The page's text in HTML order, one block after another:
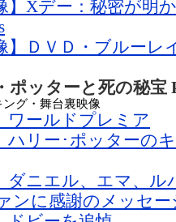
】Xデー：秘密が明
】ＤＶＤ・ブルーレ
ポッターと死の秘宝
グ・舞台裏映像
ワールドプレミア
ハリー･ポッターの
ダニエル、エマ、
ンに感謝のメッセー